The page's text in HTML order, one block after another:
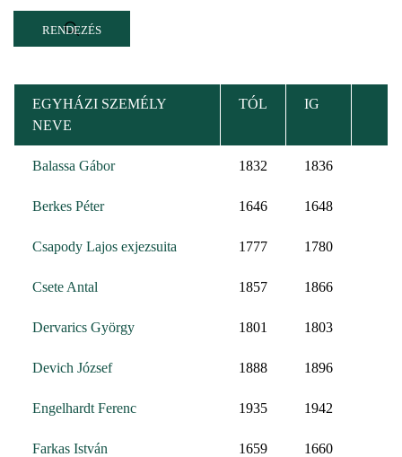
EGYHÁZI SZEMÉLY
NEVE
TÓL IG
Balassa Gábor 1832 1836
Berkes Péter 1646 1648
Csapody Lajos exjezsuita 1777 1780
Csete Antal 1857 1866
Dervarics György 1801 1803
Devich József 1888 1896
Engelhardt Ferenc 1935 1942
Farkas István 1659 1660